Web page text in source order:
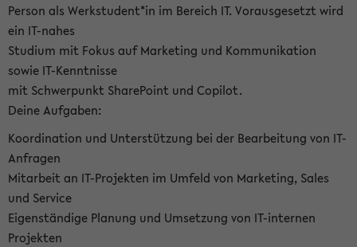
Person als Werkstudent*in im Bereich IT. Vorausgesetzt wird
ein IT-nahes
Studium mit Fokus auf Marketing und Kommunikation
sowie IT-Kenntnisse
mit Schwerpunkt SharePoint und Copilot.
Deine Aufgaben:
Koordination und Unterstützung bei der Bearbeitung von IT-
Anfragen
Mitarbeit an IT-Projekten im Umfeld von Marketing, Sales
und Service
Eigenständige Planung und Umsetzung von IT-internen
Projekten